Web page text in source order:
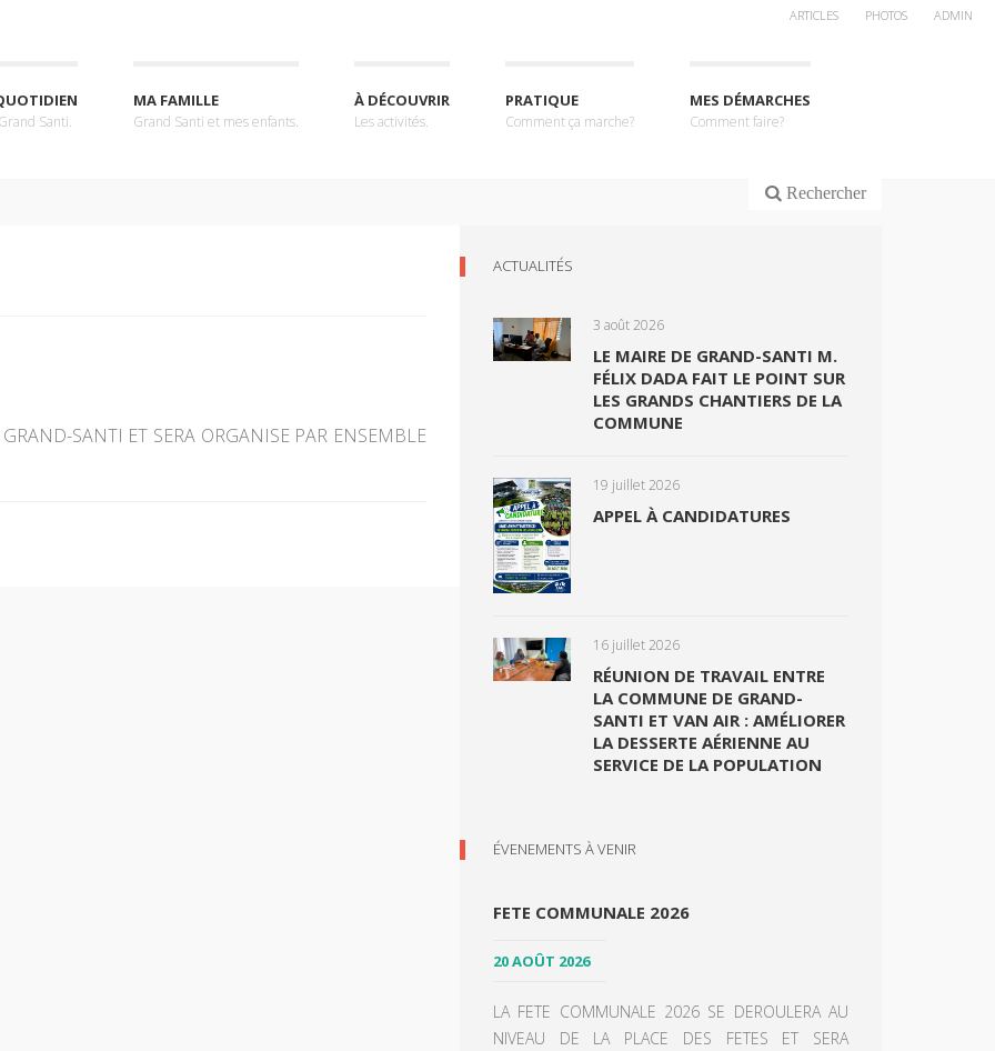
ARTICLES PHOTOS ADMIN
Santi.
MA FAMILLE
Grand Santi et mes enfants.
À DÉCOUVRIR
Les activités.
PRATIQUE
Comment ça marche?
MES DÉMARCHES
Comment faire?
Rechercher
SANTI ET SERA ORGANISE PAR ENSEMBLE
ACTUALITÉS
3 août 2026
LE MAIRE DE GRAND-SANTI M.
FÉLIX DADA FAIT LE POINT SUR
LES GRANDS CHANTIERS DE LA
COMMUNE
19 juillet 2026
APPEL À CANDIDATURES
16 juillet 2026
RÉUNION DE TRAVAIL ENTRE
LA COMMUNE DE GRAND-
SANTI ET VAN AIR : AMÉLIORER
LA DESSERTE AÉRIENNE AU
SERVICE DE LA POPULATION
ÉVENEMENTS À VENIR
FETE COMMUNALE 2026
20 AOÛT 2026
LA FETE COMMUNALE 2026 SE DEROULERA AU
NIVEAU DE LA PLACE DES FETES ET SERA